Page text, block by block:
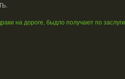
на дороге быдло получают по заслуги